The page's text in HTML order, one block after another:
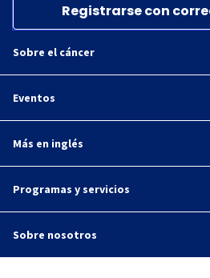
Registrarse con
Sobre el cáncer
Eventos
Más en inglés
Programas y servicios
Sobre nosotros